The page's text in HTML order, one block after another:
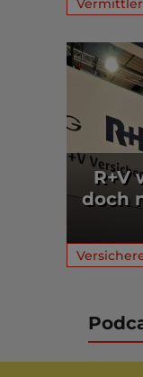
Vermittler
R+V
doch